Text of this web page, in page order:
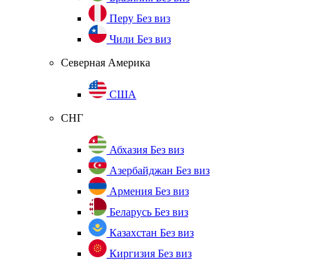
Перу Без виз
Чили Без виз
Северная Америка
США
СНГ
Абхазия Без виз
Азербайджан Без виз
Армения Без виз
Беларусь Без виз
Казахстан Без виз
Киргизия Без виз